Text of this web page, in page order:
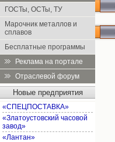
ГОСТы, ОСТы, ТУ
Марочник металлов и
сплавов
Бесплатные программы
Реклама на портале
Отраслевой форум
Новые предприятия
«СПЕЦПОСТАВКА»
«Златоустовский часовой
завод»
«Лантан»